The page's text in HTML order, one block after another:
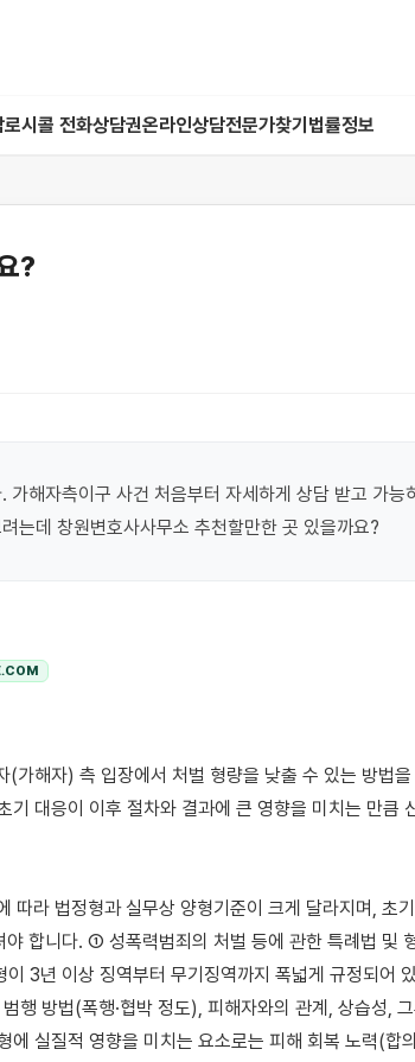
로시콜 전화상담권온라인상담전문가찾기 법률정보
?
가해자측이구 사건 처음부터 자세하게 상담 받고 가능
는데 창원변호사사무소 추천할만한 곳 있을까요?
기 대응이 이후 절차와 결과에 큰 영향을 미치는 만큼
따라 법정형과 실무상 양형기준이 크게 달라지며, 초기
합니다. ① 성폭력범죄의 처벌 등에 관한 특례법 및
3년 이상 징역부터 무기징역까지 폭넓게 규정되어
행 방법(폭행·협박 정도), 피해자와의 관계, 상습성, 그
실질적 영향을 미치는 요소로는 피해 회복 노력(합